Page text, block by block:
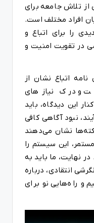
از تلاش جامعه برای
افراد مختلف است.
را برای اتباع و
در تقویت امنیت و
اتباع نشان از
و درک نیازهای
این دیدگاه، باید
نبود آگاهی کافی
نشان می‌دهند
این سیستم را
نهایت، ما باید به
انتقادی، درباره
و راه‌هایی نو برای